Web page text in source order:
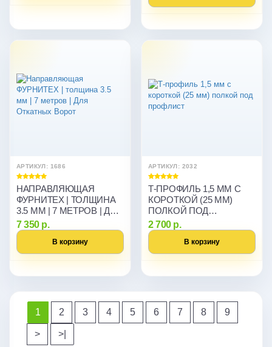
АРТИКУЛ: 1686
НАПРАВЛЯЮЩАЯ
ФУРНИТЕХ | ТОЛЩИНА
3.5 ММ | 7 МЕТРОВ | ДЛЯ
ОТКАТНЫХ ВОРОТ
7 350 р.
В корзину
АРТИКУЛ: 2032
Т-ПРОФИЛЬ 1,5 ММ С
КОРОТКОЙ (25 ММ)
ПОЛКОЙ ПОД
ПРОФЛИСТ
2 700 р.
В корзину
1 2 3 4 5 6 7 8 9
> >|